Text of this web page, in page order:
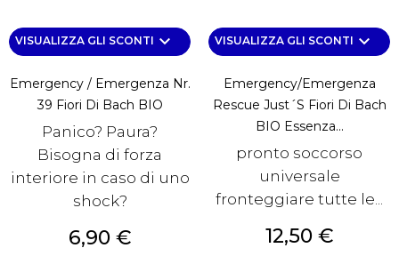
VISUALIZZA GLI SCONTI keyboard_arrow_down
Emergency / Emergenza Nr.
39 Fiori Di Bach BIO
Panico? Paura?
Bisogna di forza
interiore in caso di uno
shock?
Prezzo
6,90 €
VISUALIZZA GLI SCONTI keyboard_arrow_down
Emergency/Emergenza
Rescue Just´s Fiori Di Bach
BIO Essenza...
pronto soccorso
universale
fronteggiare tutte le...
Prezzo
12,50 €